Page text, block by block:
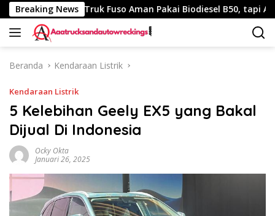
Langsung
ke
konten
Breaking NewsTruk Fuso Aman Pakai Biodiesel B50, tapi Ada
Beranda Kendaraan Listrik
Kendaraan Listrik
5 Kelebihan Geely EX5 yang Bakal
Dijual Di Indonesia
Ocky Okta
Januari 26, 2025